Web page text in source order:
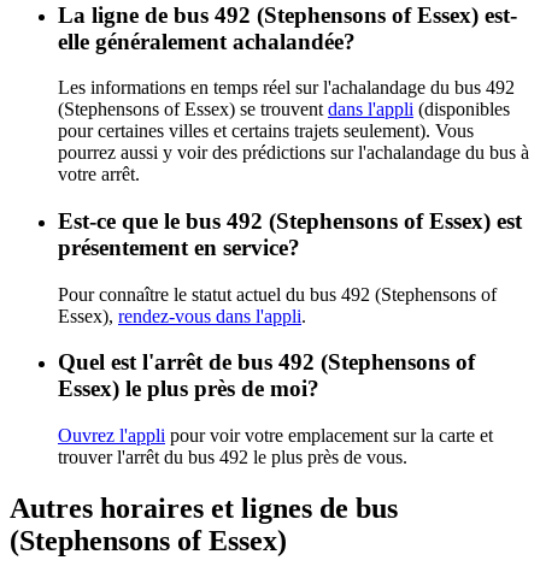
La ligne de bus 492 (Stephensons of Essex) est-
elle généralement achalandée?
Les informations en temps réel sur l'achalandage du bus 492
(Stephensons of Essex) se trouvent dans l'appli (disponibles
pour certaines villes et certains trajets seulement). Vous
pourrez aussi y voir des prédictions sur l'achalandage du bus à
votre arrêt.
Est-ce que le bus 492 (Stephensons of Essex) est
présentement en service?
Pour connaître le statut actuel du bus 492 (Stephensons of
Essex), rendez-vous dans l'appli.
Quel est l'arrêt de bus 492 (Stephensons of
Essex) le plus près de moi?
Ouvrez l'appli pour voir votre emplacement sur la carte et
trouver l'arrêt du bus 492 le plus près de vous.
Autres horaires et lignes de bus
(Stephensons of Essex)